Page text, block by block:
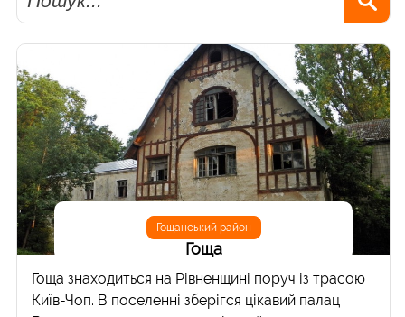
Гощанський район
Гоща
Гоща знаходиться на Рівненщині поруч із трасою
Київ-Чоп. В поселенні зберігся цікавий палац